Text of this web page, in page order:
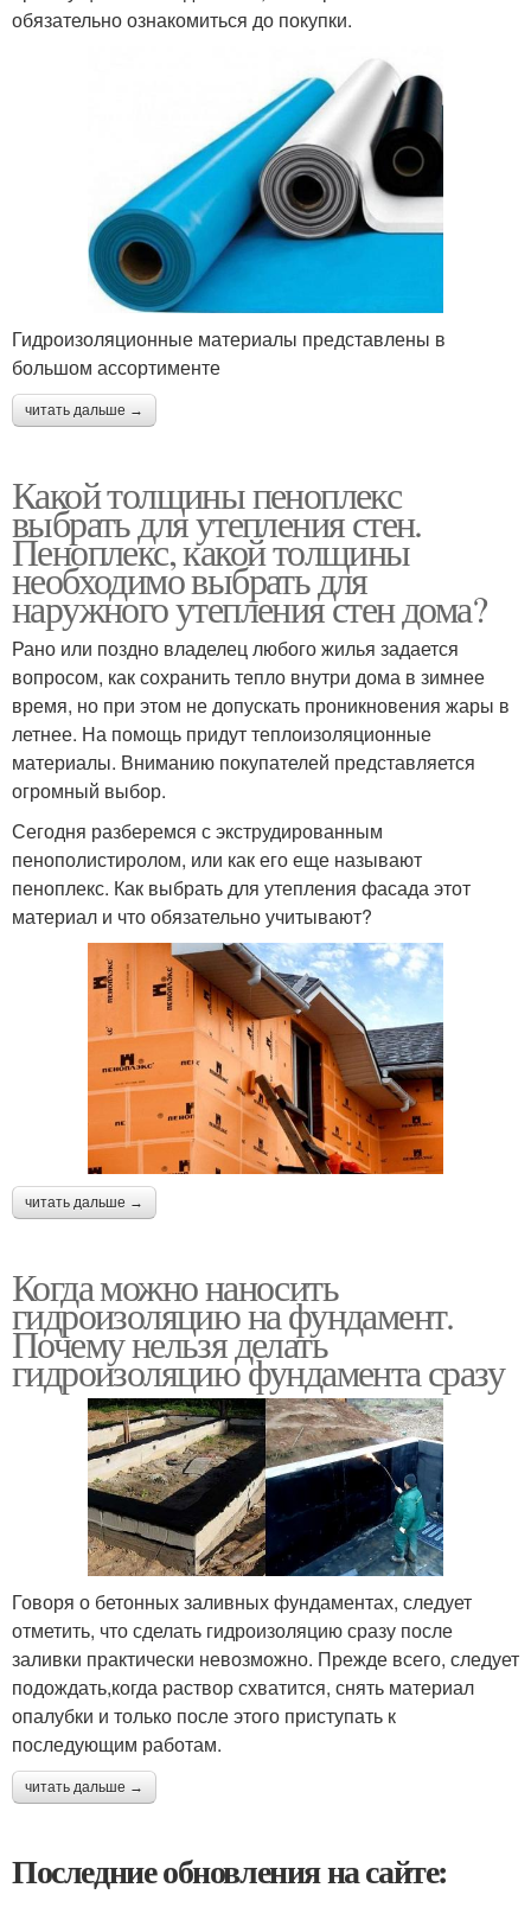
обязательно ознакомиться до покупки.
Гидроизоляционные материалы представлены в
большом ассортименте
читать дальше →
Какой толщины пеноплекс
выбрать для утепления стен.
Пеноплекс, какой толщины
необходимо выбрать для
наружного утепления стен дома?
Рано или поздно владелец любого жилья задается
вопросом, как сохранить тепло внутри дома в зимнее
время, но при этом не допускать проникновения жары в
летнее. На помощь придут теплоизоляционные
материалы. Вниманию покупателей представляется
огромный выбор.
Сегодня разберемся с экструдированным
пенополистиролом, или как его еще называют
пеноплекс. Как выбрать для утепления фасада этот
материал и что обязательно учитывают?
читать дальше →
Когда можно наносить
гидроизоляцию на фундамент.
Почему нельзя делать
гидроизоляцию фундамента сразу
Говоря о бетонных заливных фундаментах, следует
отметить, что сделать гидроизоляцию сразу после
заливки практически невозможно. Прежде всего, следует
подождать,когда раствор схватится, снять материал
опалубки и только после этого приступать к
последующим работам.
читать дальше →
Последние обновления на сайте: